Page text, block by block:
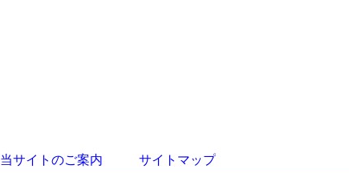
当サイトのご案内 サイトマップ